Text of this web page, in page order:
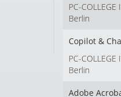
PC-
Berlin
Copilot &
PC-
Berlin
Adobe